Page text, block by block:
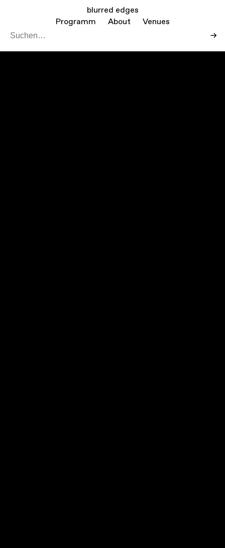
blurred edges
Programm
About
Venues
→